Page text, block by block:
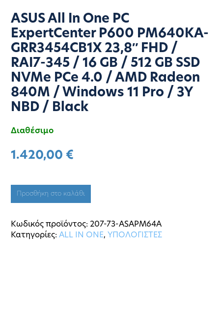
ASUS All In One PC
ExpertCenter P600 PM640KA-
GRR3454CB1X 23,8″ FHD /
RAI7-345 / 16 GB / 512 GB SSD
NVMe PCe 4.0 / AMD Radeon
840M / Windows 11 Pro / 3Y
NBD / Black
Διαθέσιμο
1.420,00 €
Προσθήκη στο καλάθι
Κωδικός προϊόντος:207-73-ASAPM64A
Κατηγορίες:ALL IN ONE, ΥΠΟΛΟΓΙΣΤΕΣ